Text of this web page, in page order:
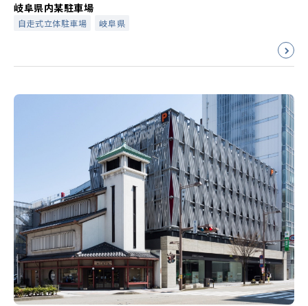
岐阜県内某駐車場
自走式立体駐車場 岐阜県